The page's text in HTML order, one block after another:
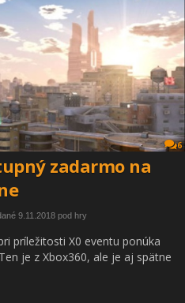
6
zadarmo na
9.11.2018 pod hry
príležitosti X0 eventu ponúka
je z Xbox360, ale je aj spätne